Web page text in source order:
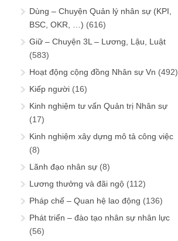
Dùng – Chuyện Quản lý nhân sự (KPI,
BSC, OKR, …) (616)
Giữ – Chuyện 3L – Lương, Lậu, Luật
(583)
Hoạt động cộng đồng Nhân sự Vn (492)
Kiếp người (16)
Kinh nghiệm tư vấn Quản trị Nhân sự
(17)
Kinh nghiệm xây dựng mô tả công việc
(8)
Lãnh đạo nhân sự (8)
Lương thưởng và đãi ngộ (112)
Pháp chế – Quan hệ lao động (136)
Phát triển – đào tạo nhân sự nhân lực
(56)